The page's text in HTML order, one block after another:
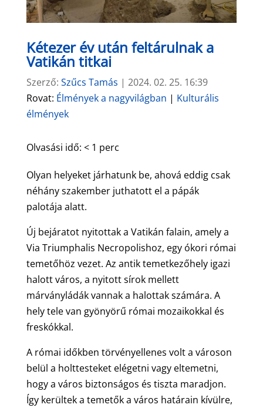
Kétezer év után feltárulnak a
Vatikán titkai
Szerző: Szűcs Tamás | 2024. 02. 25. 16:39
Rovat: Élmények a nagyvilágban | Kulturális
élmények
Olvasási idő: < 1 perc
Olyan helyeket járhatunk be, ahová eddig csak
néhány szakember juthatott el a pápák
palotája alatt.
Új bejáratot nyitottak a Vatikán falain, amely a
Via Triumphalis Necropolishoz, egy ókori római
temetőhöz vezet. Az antik temetkezőhely igazi
halott város, a nyitott sírok mellett
márványládák vannak a halottak számára. A
hely tele van gyönyörű római mozaikokkal és
freskókkal.
A római időkben törvényellenes volt a városon
belül a holttesteket elégetni vagy eltemetni,
hogy a város biztonságos és tiszta maradjon.
Így kerültek a temetők a város határain kívülre,